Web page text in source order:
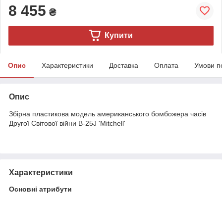
8 455 ₴
Купити
Опис Характеристики Доставка Оплата Умови
Опис
Збірна пластикова модель американського бомбожера часів
Другої Світової війни B-25J 'Mitchell'
Характеристики
Основні атрибути